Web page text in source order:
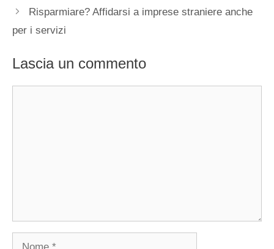
Risparmiare? Affidarsi a imprese straniere anche
per i servizi
Lascia un commento
Nome